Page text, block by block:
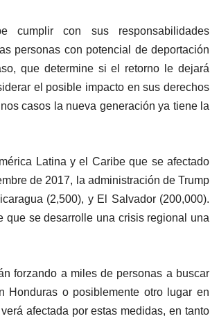
cumplir con sus responsabilidades
personas con potencial de deportación
que determine si el retorno le dejará
el posible impacto en sus derechos
casos la nueva generación ya tiene la
Latina y el Caribe que se afectado
de 2017, la administración de Trump
(2,500), y El Salvador (200,000).
que se desarrolle una crisis regional una
forzando a miles de personas a buscar
Honduras o posiblemente otro lugar en
afectada por estas medidas, en tanto